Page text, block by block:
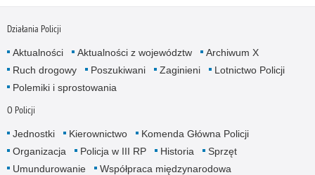
Działania Policji
Aktualności Aktualności z województw
Archiwum X
Ruch drogowy
Poszukiwani Zaginieni
Lotnictwo Policji
Polemiki i sprostowania
O Policji
Jednostki Kierownictwo
Komenda Główna Policji
Organizacja
Policja w III RP Historia
Sprzęt
Umundurowanie
Współpraca międzynarodowa